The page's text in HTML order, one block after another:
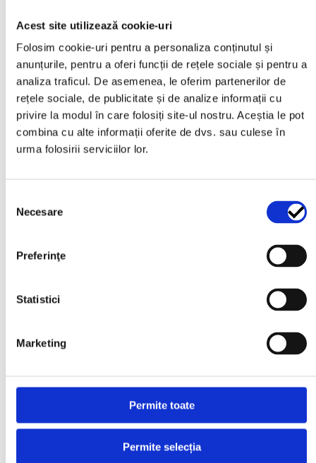
Acest site utilizează cookie-uri
Folosim cookie-uri pentru a personaliza conținutul și
anunțurile, pentru a oferi funcții de rețele sociale și pentru a
analiza traficul. De asemenea, le oferim partenerilor de
rețele sociale, de publicitate și de analize informații cu
privire la modul în care folosiți site-ul nostru. Aceștia le pot
combina cu alte informații oferite de dvs. sau culese în
urma folosirii serviciilor lor.
consimțământului
Necesare
Preferinţe
Statistici
Marketing
Permite toate
Permite selecția
Informații suplimentare
Marca auto
Universal
snorkel tip Ciclone- filtru de aer diametru 77
Câmpurile obligatorii sunt marcate cu